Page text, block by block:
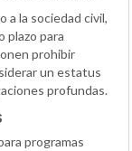
a la sociedad civil,
plazo para
prohibir
un estatus
profundas.
programas